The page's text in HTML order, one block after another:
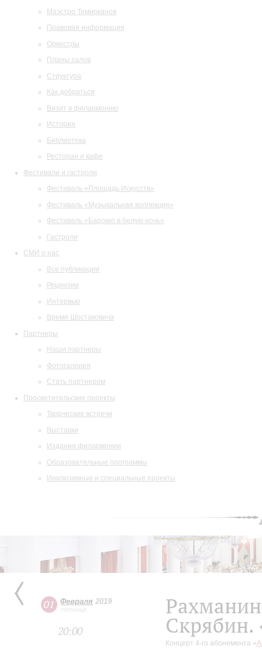
Маэстро Темирканов
Правовая информация
Оркестры
Планы залов
Структура
Как добраться
Визит в филармонию
История
Библиотека
Ресторан и кафе
Фестивали и гастроли
Фестиваль «Площадь Искусств»
Фестиваль «Музыкальная коллекция»
Фестиваль «Барокко в белую ночь»
Гастроли
СМИ о нас
Все публикации
Рецензии
Интервью
Время Шостаковича
Партнеры
Наши партнеры
Фотогалерея
Стать партнером
Просветительские проекты
Творческие встречи
Выставки
Издания филармонии
Образовательные программы
Инклюзивные и специальные проекты
01 Февраля 2019
пятница
20:00 Скрябин.
Концерт 4-го абонемента «